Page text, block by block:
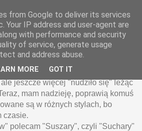
humorystyczne Jędrzeja
tu rysunków było publikowanych w
jeszcze więcej "nudziło się" leżąc
mam nadzieję, poprawią komuś
są w różnych stylach, bo
czasie.
polecam "Suszary", czyli "Suchary"
from Google to deliver its services
Your IP address and user-agent are
with performance and security
of service, generate usage
and address abuse.
MORE GOT IT